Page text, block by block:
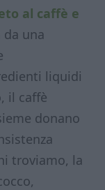
al caffè e
da una
liquidi
il caffè
donano
troviamo, la